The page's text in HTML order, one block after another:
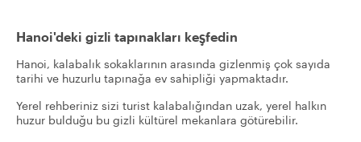
Hanoi'deki gizli tapınakları keşfedin
Hanoi, kalabalık sokaklarının arasında gizlenmiş çok sayıda
tarihi ve huzurlu tapınağa ev sahipliği yapmaktadır.
Yerel rehberiniz sizi turist kalabalığından uzak, yerel halkın
huzur bulduğu bu gizli kültürel mekanlara götürebilir.